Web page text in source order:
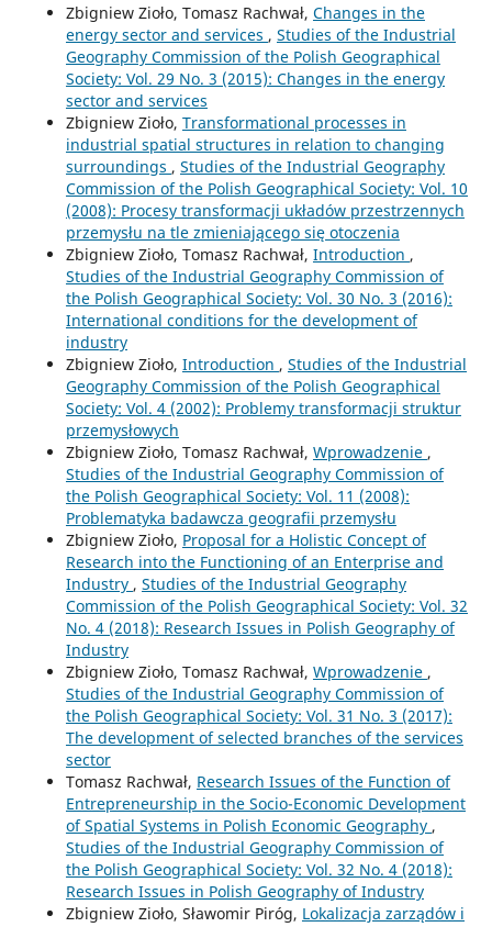
Zbigniew Zioło, Tomasz Rachwał, Changes in the
energy sector and services , Studies of the Industrial
Geography Commission of the Polish Geographical
Society: Vol. 29 No. 3 (2015): Changes in the energy
sector and services
Zbigniew Zioło, Transformational processes in
industrial spatial structures in relation to changing
surroundings , Studies of the Industrial Geography
Commission of the Polish Geographical Society: Vol. 10
(2008): Procesy transformacji układów przestrzennych
przemysłu na tle zmieniającego się otoczenia
Zbigniew Zioło, Tomasz Rachwał, Introduction ,
Studies of the Industrial Geography Commission of
the Polish Geographical Society: Vol. 30 No. 3 (2016):
International conditions for the development of
industry
Zbigniew Zioło, Introduction , Studies of the Industrial
Geography Commission of the Polish Geographical
Society: Vol. 4 (2002): Problemy transformacji struktur
przemysłowych
Zbigniew Zioło, Tomasz Rachwał, Wprowadzenie ,
Studies of the Industrial Geography Commission of
the Polish Geographical Society: Vol. 11 (2008):
Problematyka badawcza geografii przemysłu
Zbigniew Zioło, Proposal for a Holistic Concept of
Research into the Functioning of an Enterprise and
Industry , Studies of the Industrial Geography
Commission of the Polish Geographical Society: Vol. 32
No. 4 (2018): Research Issues in Polish Geography of
Industry
Zbigniew Zioło, Tomasz Rachwał, Wprowadzenie ,
Studies of the Industrial Geography Commission of
the Polish Geographical Society: Vol. 31 No. 3 (2017):
The development of selected branches of the services
sector
Tomasz Rachwał, Research Issues of the Function of
Entrepreneurship in the Socio-Economic Development
of Spatial Systems in Polish Economic Geography ,
Studies of the Industrial Geography Commission of
the Polish Geographical Society: Vol. 32 No. 4 (2018):
Research Issues in Polish Geography of Industry
Zbigniew Zioło, Sławomir Piróg, Lokalizacja zarządów i